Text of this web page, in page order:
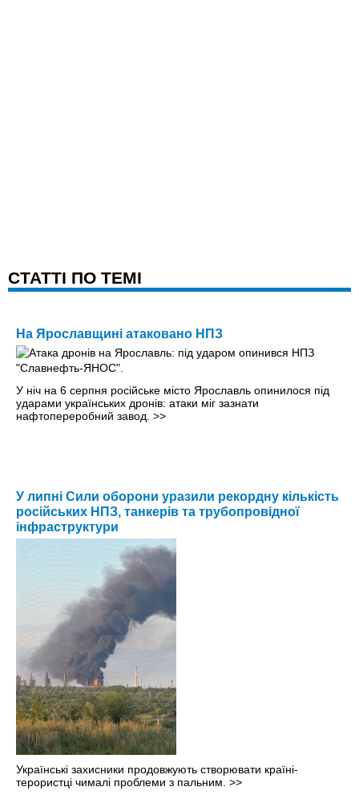
CТАТТІ ПО ТЕМІ
На Ярославщині атаковано НПЗ
У ніч на 6 серпня російське місто Ярославль опинилося під
ударами українських дронів: атаки міг зазнати
нафтопереробний завод. >>
У липні Сили оборони уразили рекордну кількість
російських НПЗ, танкерів та трубопровідної
інфраструктури
Українські захисники продовжують створювати країні-
терористці чималі проблеми з пальним. >>